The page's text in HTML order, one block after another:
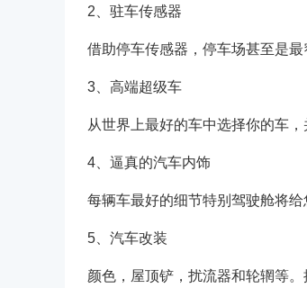
2、驻车传感器
借助停车传感器，停车场甚至是最
3、高端超级车
从世界上最好的车中选择你的车
4、逼真的汽车内饰
每辆车最好的细节特别驾驶舱将
5、汽车改装
颜色，屋顶铲，扰流器和轮辋等